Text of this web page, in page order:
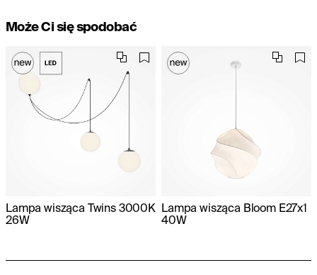
Może Ci się spodobać
Lampa wisząca Twins 3000K
26W
Lampa wisząca Bloom E27x1
40W